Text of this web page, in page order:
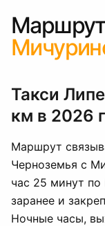
Такси
км в 2026
Маршрут
Черноземья с
час 25 минут
заранее и
Ночные часы,